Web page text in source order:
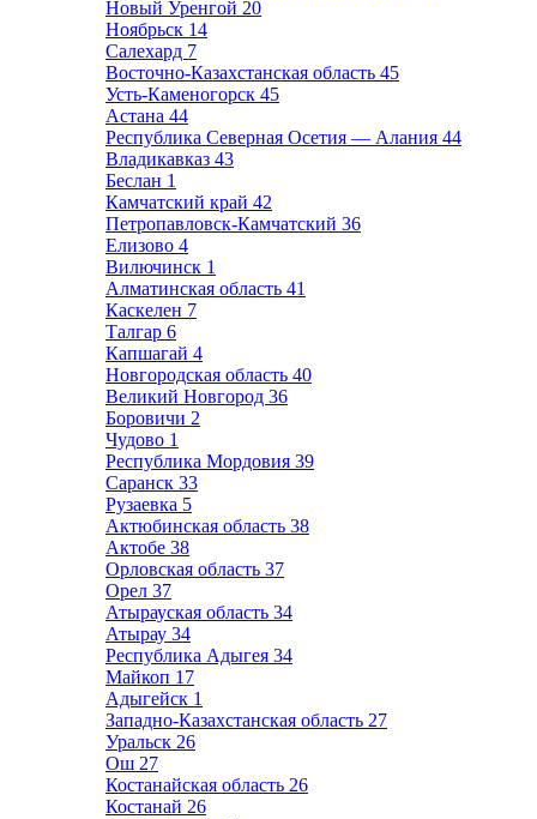
Новый Уренгой 20
Ноябрьск 14
Салехард 7
Восточно-Казахстанская область 45
Усть-Каменогорск 45
Астана 44
Республика Северная Осетия — Алания 44
Владикавказ 43
Беслан 1
Камчатский край 42
Петропавловск-Камчатский 36
Елизово 4
Вилючинск 1
Алматинская область 41
Каскелен 7
Талгар 6
Капшагай 4
Новгородская область 40
Великий Новгород 36
Боровичи 2
Чудово 1
Республика Мордовия 39
Саранск 33
Рузаевка 5
Актюбинская область 38
Актобе 38
Орловская область 37
Орел 37
Атырауская область 34
Атырау 34
Республика Адыгея 34
Майкоп 17
Адыгейск 1
Западно-Казахстанская область 27
Уральск 26
Ош 27
Костанайская область 26
Костанай 26